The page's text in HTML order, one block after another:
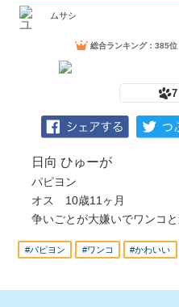
ムサシ
総合ランキング：385位
7
日向 ひゅーが
パピヨン
オス 10歳11ヶ月
争いごとが大嫌いでワンコ
#パピヨン #ワンコ #かわいい